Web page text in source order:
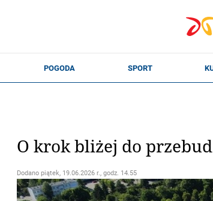
O krok bliżej do
Dodano piątek, 19.06.2026 r., godz. 14.55